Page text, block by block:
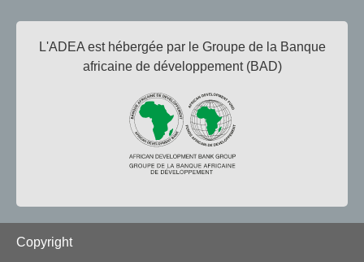
L'ADEA est hébergée par le Groupe de la Banque
africaine de développement (BAD)
Footer
Copyright